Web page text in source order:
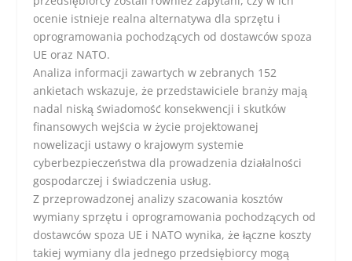
ocenie istnieje realna alternatywa dla sprzętu i
oprogramowania pochodzących od dostawców spoza
UE oraz NATO.
Analiza informacji zawartych w zebranych 152
ankietach wskazuje, że przedstawiciele branży mają
nadal niską świadomość konsekwencji i skutków
finansowych wejścia w życie projektowanej
nowelizacji ustawy o krajowym systemie
cyberbezpieczeństwa dla prowadzenia działalności
gospodarczej i świadczenia usług.
Z przeprowadzonej analizy szacowania kosztów
wymiany sprzętu i oprogramowania pochodzących od
dostawców spoza UE i NATO wynika, że łączne koszty
takiej wymiany dla jednego przedsiębiorcy mogą